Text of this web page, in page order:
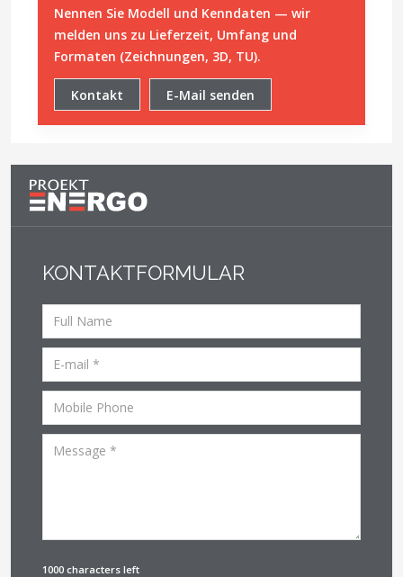
Nennen Sie Modell und Kenndaten — wir
melden uns zu Lieferzeit, Umfang und
Formaten (Zeichnungen, 3D, TU).
Kontakt E-Mail senden
KONTAKTFORMULAR
1000 characters left